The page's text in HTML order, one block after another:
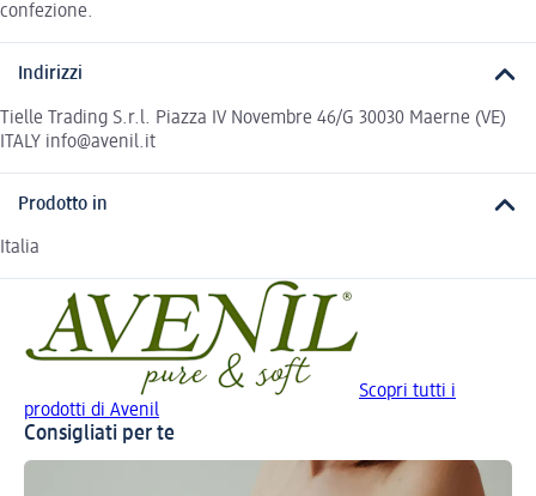
confezione.
Indirizzi
Tielle Trading S.r.l. Piazza IV Novembre 46/G 30030 Maerne (VE)
ITALY info@avenil.it
Prodotto in
Italia
Scopri tutti i
prodotti di Avenil
Consigliati per te